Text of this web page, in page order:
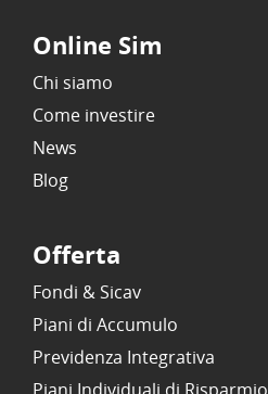
Online Sim
Chi siamo
Come investire
News
Blog
Offerta
Fondi & Sicav
Piani di Accumulo
Previdenza Integrativa